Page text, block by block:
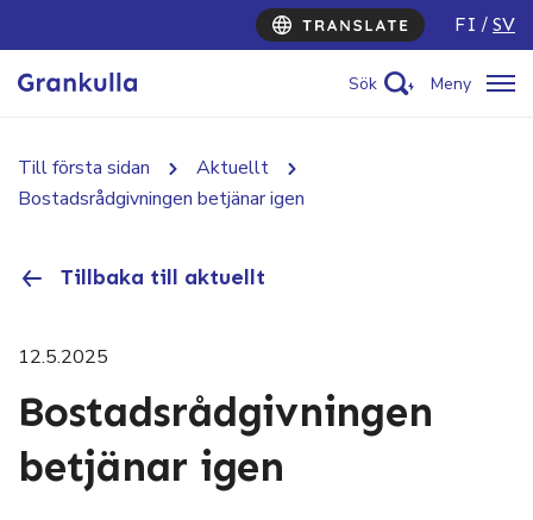
FI SV
Sök Meny
Till första sidan
Aktuellt
Bostadsrådgivningen betjänar igen
Tillbaka till aktuellt
12.5.2025
Bostadsrådgivningen
betjänar igen